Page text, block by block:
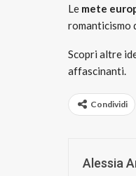
Le mete
romanticismo
Scopri altre
affascinanti.
Condividi
Alessia